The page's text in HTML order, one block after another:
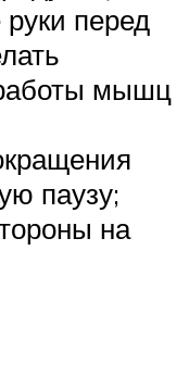
перед
мышц
паузу;
на